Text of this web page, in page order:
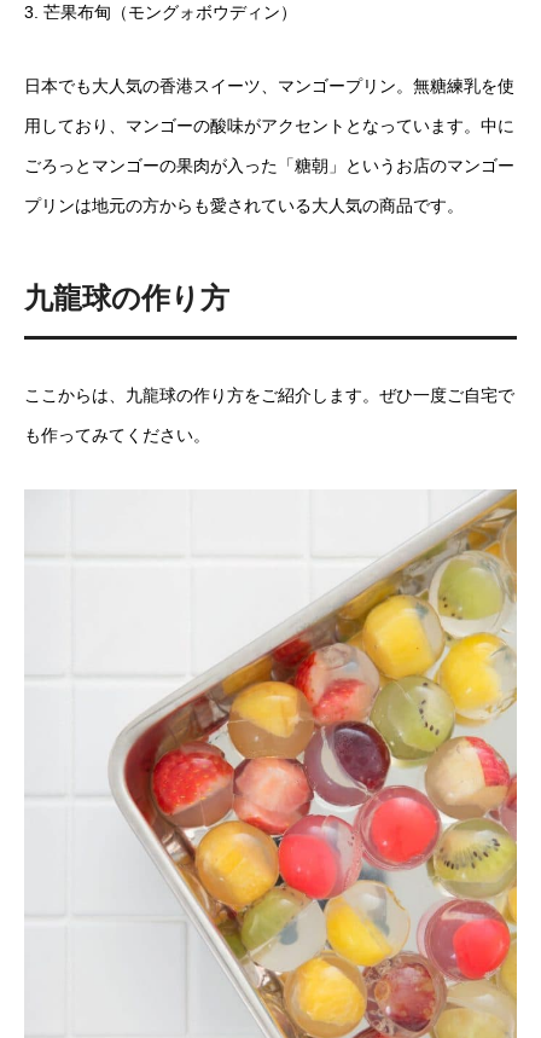
3. 芒果布甸（モングォボウディン）
日本でも大人気の香港スイーツ、マンゴープリン。無糖練乳を使
用しており、マンゴーの酸味がアクセントとなっています。中に
ごろっとマンゴーの果肉が入った「糖朝」というお店のマンゴー
プリンは地元の方からも愛されている大人気の商品です。
九龍球の作り方
ここからは、九龍球の作り方をご紹介します。ぜひ一度ご自宅で
も作ってみてください。